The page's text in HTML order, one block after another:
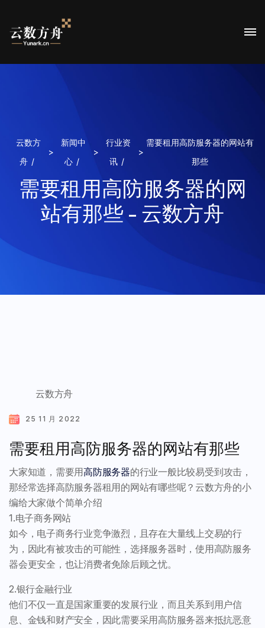
云数方
舟
>
新闻中
心
>
行业资
讯
>
需要租用高防服务器的网站有
那些
需要租用高防服务器的网
站有那些 - 云数方舟
云数方舟
25 11 月 2022
需要租用高防服务器的网站有那些
大家知道，需要用高防服务器的行业一般比较易受到攻击，
那经常选择高防服务器租用的网站有哪些呢？云数方舟的小
编给大家做个简单介绍
1.电子商务网站
如今，电子商务行业竞争激烈，且存在大量线上交易的行
为，因此有被攻击的可能性，选择服务器时，使用高防服务
器会更安全，也让消费者免除后顾之忧。
2.银行金融行业
他们不仅一直是国家重要的发展行业，而且关系到用户信
息、金钱和财产安全，因此需要采用高防服务器来抵抗恶意